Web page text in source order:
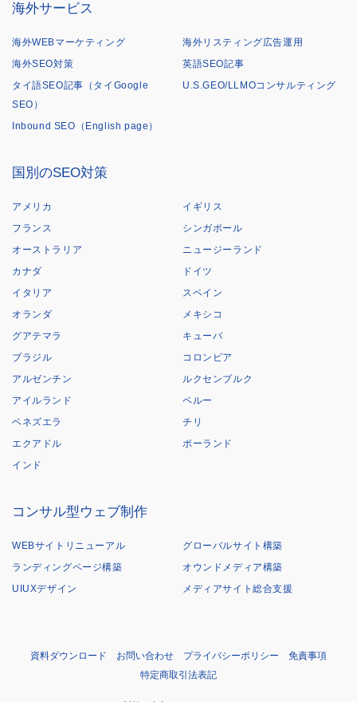
海外サービス
海外WEBマーケティング
海外リスティング広告運用
海外SEO対策
英語SEO記事
タイ語SEO記事（タイGoogle
SEO）
U.S.GEO/LLMOコンサルティング
Inbound SEO（English page）
国別のSEO対策
アメリカ
イギリス
フランス
シンガポール
オーストラリア
ニュージーランド
カナダ
ドイツ
イタリア
スペイン
オランダ
メキシコ
グアテマラ
キューバ
ブラジル
コロンビア
アルゼンチン
ルクセンブルク
アイルランド
ペルー
ベネズエラ
チリ
エクアドル
ポーランド
インド
コンサル型ウェブ制作
WEBサイトリニューアル
グローバルサイト構築
ランディングページ構築
オウンドメディア構築
UIUXデザイン
メディアサイト総合支援
資料ダウンロード お問い合わせ プライバシーポリシー
免責事項
特定商取引法表記